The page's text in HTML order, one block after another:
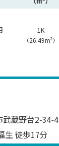
1K
（26.49m²）
武蔵野台2-34-
生 徒歩17分